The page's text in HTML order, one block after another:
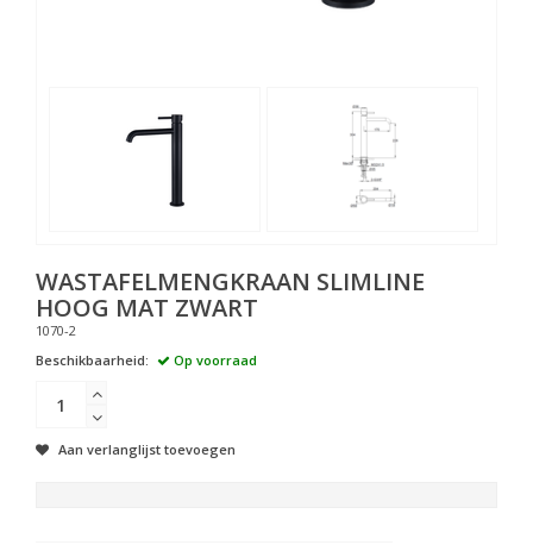
WASTAFELMENGKRAAN SLIMLINE
HOOG MAT ZWART
1070-2
Beschikbaarheid:
Op voorraad
Aan verlanglijst toevoegen